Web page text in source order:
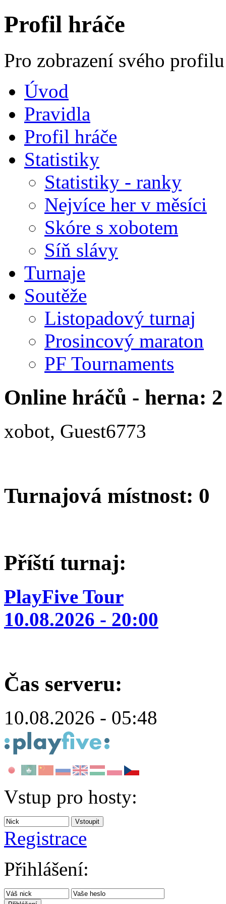
Profil hráče
Pro zobrazení svého
Úvod
Pravidla
Profil hráče
Statistiky
Statistiky - ranky
Nejvíce her v měsíci
Skóre s xobotem
Síň slávy
Turnaje
Soutěže
Listopadový turnaj
Prosincový maraton
PF Tournaments
Online hráčů - herna: 2
xobot, Guest6773
Turnajová místnost: 0
Příští turnaj:
PlayFive Tour
10.08.2026 - 20:00
Čas serveru:
10.08.2026 - 05:48
Vstup pro hosty:
Registrace
Přihlášení: